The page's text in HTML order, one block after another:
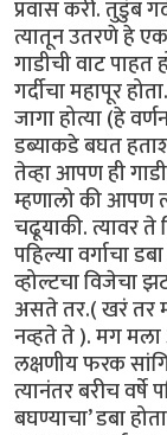
प्रवास करी. तुडुंब
त्यातून उतरणे हे
गाडीची वाट
गर्दीचा महापूर
जागा होत्या (हे
डब्याकडे बघत
तेव्हा आपण ही
म्हणालो की आपण
चढूयाकी. त्यावर
पहिल्या वर्गाचा
व्होल्टचा विजेचा
असते तर.( खरं तर
नव्हते ते ). मग मला
लक्षणीय फरक
त्यानंतर बरीच वर्षे
बघण्याचा’ डबा